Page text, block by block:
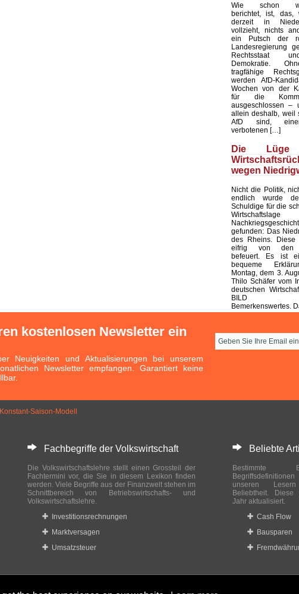
Wie schon
berichtet, ist, das,
derzeit in
vollzieht, nichts
ein Putsch der
Landesregierung
Rechtsstaat
Demokratie.
tragfähige
werden AfD-
Wochen von der
für die
ausgeschlossen –
allein deshalb, weil
AfD sind,
verbotenen […]
Die Lüge
wegen
Nicht die Politik,
endlich wurde
Schuldige für die
gefunden: Das
des Rheins. Diese
eifrig von den
befeuert. Es ist
bequeme
Montag, dem 3.
Thilo Schäfer vom
deutschen
BILD
Bemerkenswertes.
kostenlosen Newsletter ein
Neuigkeiten und Aktualisierungen bei unserem
Newsletter empfangen. Garantiert keine
Konstant-Saison-Modell
Fachbegriffe der Volkswirtschaft
Die Volkswirtschaftslehre stellt einen Grossteil der
Fachtermini vor, die Sie in diesem Lexikon finden
werden. Viele Begriffe aus der Finanzwelt stehen im
Schnittbereich von Betriebswirtschafts- und
Volkswirtschaftslehre.
Investitionsrechnungen
Marktversagen
Umsatzsteuer
Beliebte
Bestimmte
unseren
Beliebtheit.
Jahr aktualisiert.
Cash Flow
Bausparen